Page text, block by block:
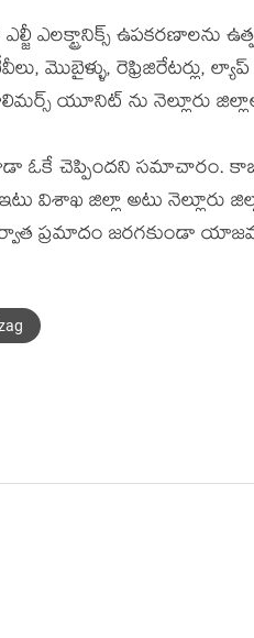
ఎలక్ట్రానిక్స్ ఉపకరణాలను
రెఫ్రిజిరేటర్లు, ల్యాప్
యూనిట్ ను నెల్లూరు
ఓకే చెప్పిందని సమాచారం.
జిల్లా అటు నెల్లూరు
ప్రమాదం జరగకుండా